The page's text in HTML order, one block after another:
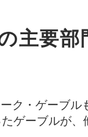
主要
ク・ゲーブ
ゲーブルが